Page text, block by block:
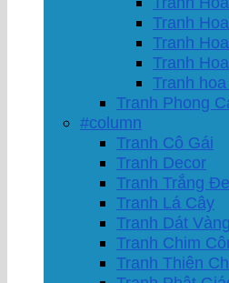
Tranh
Tranh
Tranh
Tranh
Tranh Phong
#column
Tranh Cô Gái
Tranh Decor
Tranh Trắng
Tranh Lá Cây
Tranh Dát Vàng
Tranh Chim
Tranh Thiên